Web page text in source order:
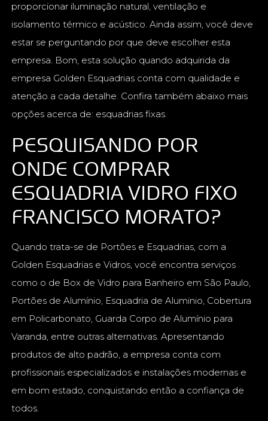
proporcionar iluminação natural, ventilação e
isolamento térmico e acústico. Ainda assim, você deve
estar se perguntando por que deve escolher esta
empresa. Bom, esta solução quando adquirida da
empresa Golden Esquadrias conta com qualidade e
atenção a cada detalhe. Confira também abaixo mais
opções acerca de: esquadrias fixas.
PESQUISANDO POR
ONDE COMPRAR
ESQUADRIA VIDRO FIXO
FRANCISCO MORATO?
Quando trata-se de Portões e Esquadrias, com a
Golden Esquadrias e Vidros, você encontra serviços
como o de Box de Vidro para Banheiro em São Paulo,
Portões de Alumínio, Esquadria de Aluminio, Cobertura
em Policarbonato, Guarda Corpo de Alumínio para
Varanda, entre outras alternativas. Apresentando
produtos de alto padrão, a empresa conta com
profissionais especializados e instalações modernas e
em bom estado, conquistando então a confiança de
todos.